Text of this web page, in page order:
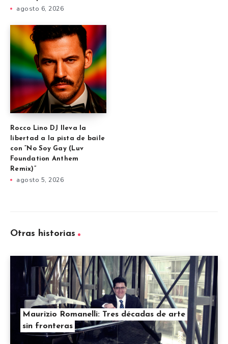
agosto 6, 2026
Rocco Lino DJ lleva la
libertad a la pista de baile
con “No Soy Gay (Luv
Foundation Anthem
Remix)”
agosto 5, 2026
Otras historias
Maurizio Romanelli: Tres décadas de arte
sin fronteras